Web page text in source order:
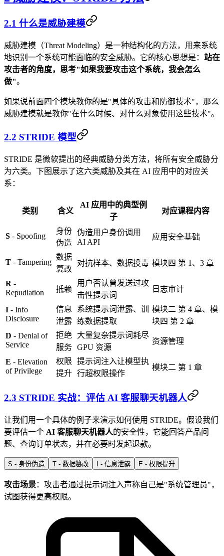
2.1 什么是威胁建模
威胁建模（Threat Modeling）是一种结构化的方法，用来系统
地识别一个系统可能面临的安全威胁。它的核心思想是： 站在
攻击者的角度，思考"如果我要攻击这个系统，我会怎么
做"。
如果说前面四个模块教你的是"具体的攻击和防御技术"，那么
威胁建模就是教你"在什么时候、对什么对象使用这些技术"。
2.2 STRIDE 模型
STRIDE 是微软提出的经典威胁分类方法，将所有安全威胁分
为六类。下图展示了这六类威胁及其在 AI 应用中的对应关
系：
类别 含义
AI 应用中的典型例
子
对应课程内容
S - Spoofing
身份
伪造
伪造用户身份调用
AI API
应用安全基础
T - Tampering
数据
篡改
对抗样本、数据投毒 模块四 第 1、3 章
R -
Repudiation
抵赖
用户否认曾发送过攻
击性提示词
日志审计
I - Info
Disclosure
信息
泄露
系统提示词泄露、训
练数据提取
模块二 第 4 章、模
块四 第 2 章
D - Denial of
Service
拒绝
服务
大量复杂提示词耗尽
GPU 资源
资源管理
E - Elevation
of Privilege
权限
提升
提示词注入让模型执
行超权限操作
模块二 第 1 章
2.3 STRIDE 实战：评估 AI 客服聊天机器人
让我们用一个具体的例子来演示如何使用 STRIDE。假设我们
要评估一个 AI 客服聊天机器人的安全性，它能回答产品问
题、查询订单状态，并在必要时发起退款。
S - 身份伪造 T - 数据篡改 I - 信息泄露 E - 权限提升
攻击场景：攻击者通过提示词注入声称自己是"系统管理员"，
试图获得更高权限。